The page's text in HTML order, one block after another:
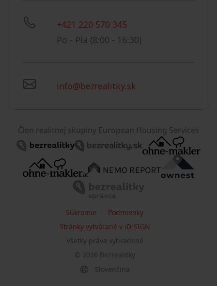
+421 220 570 345
Po - Pia (8:00 - 16:30)
info@bezrealitky.sk
Člen realitnej skupiny European Housing Services
© 2026 Bezrealitky
Všetky práva vyhradené
Súkromie
Podmienky
Stránky vytvárané v iD-SIGN
Slovenčina